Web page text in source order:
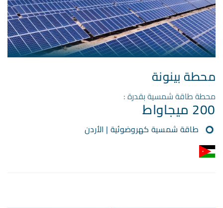
محطة بينونة
محطة طاقة شمسية بقدرة :
200 ميجاواط
طاقة شمسية كهروضوئية | الأردن